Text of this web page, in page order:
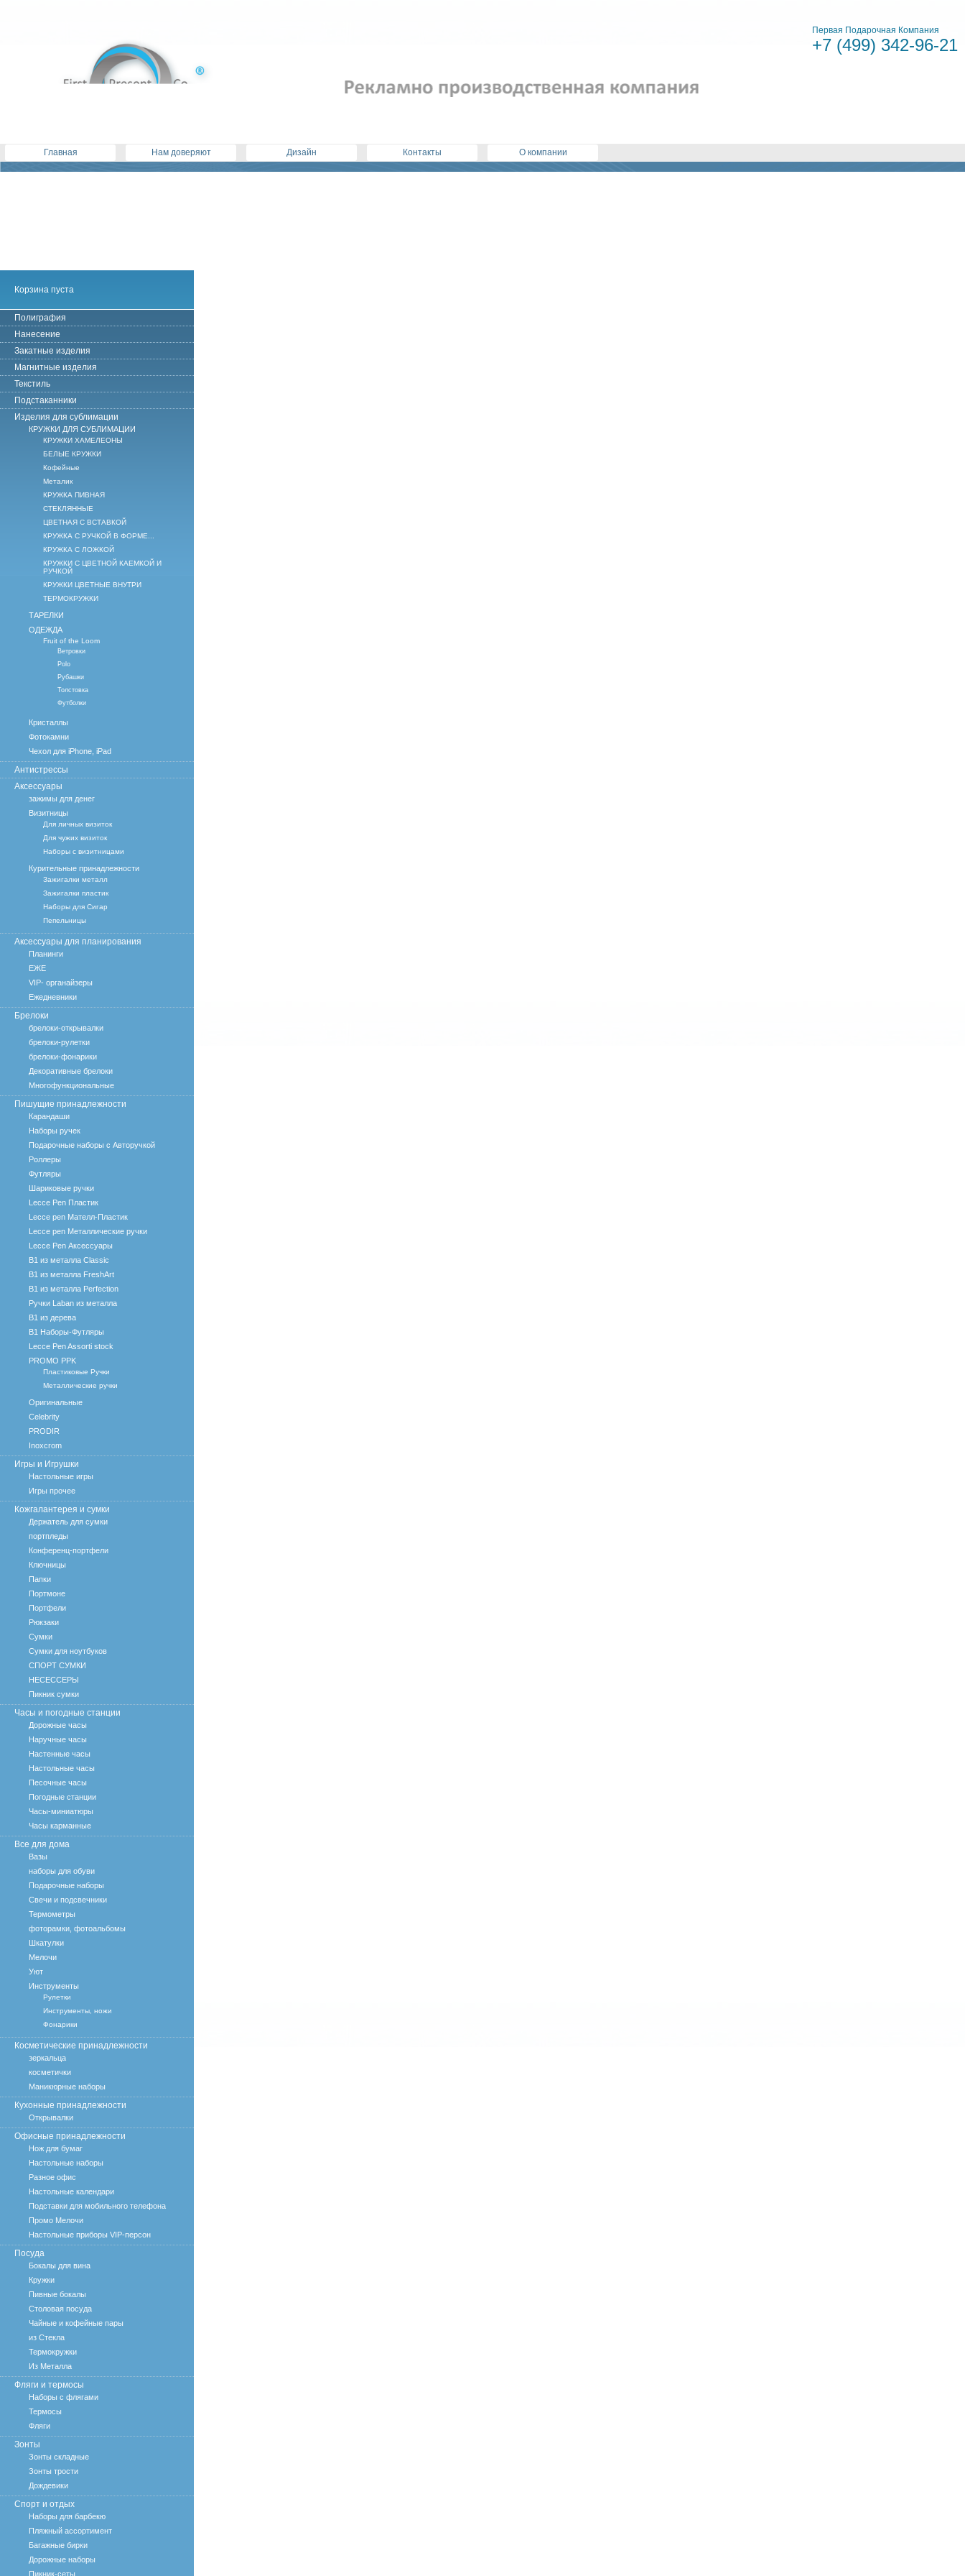
Первая Подарочная Компания
+7 (499) 342-96-21
Главная Нам доверяют Дизайн Контакты О компании
Корзина пуста
Полиграфия
Нанесение
Закатные изделия
Магнитные изделия
Текстиль
Подстаканники
Изделия для сублимации
КРУЖКИ ДЛЯ СУБЛИМАЦИИ
КРУЖКИ ХАМЕЛЕОНЫ
БЕЛЫЕ КРУЖКИ
Кофейные
Металик
КРУЖКА ПИВНАЯ
СТЕКЛЯННЫЕ
ЦВЕТНАЯ С ВСТАВКОЙ
КРУЖКА С РУЧКОЙ В ФОРМЕ...
КРУЖКА С ЛОЖКОЙ
КРУЖКИ С ЦВЕТНОЙ КАЕМКОЙ И
РУЧКОЙ
КРУЖКИ ЦВЕТНЫЕ ВНУТРИ
ТЕРМОКРУЖКИ
ТАРЕЛКИ
ОДЕЖДА
Fruit of the Loom
Ветровки
Polo
Рубашки
Толстовка
Футболки
Кристаллы
Фотокамни
Чехол для iPhone, iPad
Антистрессы
Аксессуары
зажимы для денег
Визитницы
Для личных визиток
Для чужих визиток
Наборы с визитницами
Курительные принадлежности
Зажигалки металл
Зажигалки пластик
Наборы для Сигар
Пепельницы
Аксессуары для планирования
Планинги
ЕЖЕ
VIP- органайзеры
Ежедневники
Брелоки
брелоки-открывалки
брелоки-рулетки
брелоки-фонарики
Декоративные брелоки
Многофункциональные
Пишущие принадлежности
Карандаши
Наборы ручек
Подарочные наборы с Авторучкой
Роллеры
Футляры
Шариковые ручки
Lecce Pen Пластик
Lecce pen Мателл-Пластик
Lecce pen Металлические ручки
Lecce Pen Аксессуары
B1 из металла Classic
B1 из металла FreshArt
B1 из металла Perfection
Ручки Laban из металла
B1 из дерева
B1 Наборы-Футляры
Lecce Pen Assorti stock
PROMO PPK
Пластиковые Ручки
Металлические ручки
Оригинальные
Celebrity
PRODIR
Inoxcrom
Игры и Игрушки
Настольные игры
Игры прочее
Кожгалантерея и сумки
Держатель для сумки
портпледы
Конференц-портфели
Ключницы
Папки
Портмоне
Портфели
Рюкзаки
Сумки
Сумки для ноутбуков
СПОРТ СУМКИ
НЕСЕССЕРЫ
Пикник сумки
Часы и погодные станции
Дорожные часы
Наручные часы
Настенные часы
Настольные часы
Песочные часы
Погодные станции
Часы-миниатюры
Часы карманные
Все для дома
Вазы
наборы для обуви
Подарочные наборы
Свечи и подсвечники
Термометры
фоторамки, фотоальбомы
Шкатулки
Мелочи
Уют
Инструменты
Рулетки
Инструменты, ножи
Фонарики
Косметические принадлежности
зеркальца
косметички
Маникюрные наборы
Кухонные принадлежности
Открывалки
Офисные принадлежности
Нож для бумаг
Настольные наборы
Разное офис
Настольные календари
Подставки для мобильного телефона
Промо Мелочи
Настольные приборы VIP-персон
Посуда
Бокалы для вина
Кружки
Пивные бокалы
Столовая посуда
Чайные и кофейные пары
из Стекла
Термокружки
Из Металла
Фляги и термосы
Наборы с флягами
Термосы
Фляги
Зонты
Зонты складные
Зонты трости
Дождевики
Спорт и отдых
Наборы для барбекю
Пляжный ассортимент
Багажные бирки
Дорожные наборы
Пикник-сеты